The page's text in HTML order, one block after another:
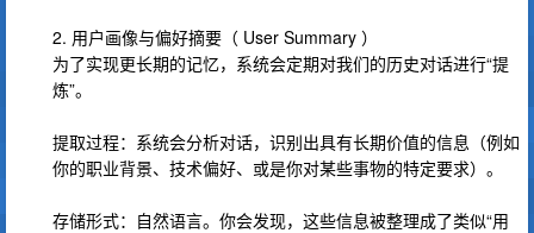
2. 用户画像与偏好摘要（ User Summary ）
为了实现更长期的记忆，系统会定期对我们的历史对话进行“提
炼”。
提取过程：系统会分析对话，识别出具有长期价值的信息（例如
你的职业背景、技术偏好、或是你对某些事物的特定要求）。
存储形式：自然语言。你会发现，这些信息被整理成了类似“用